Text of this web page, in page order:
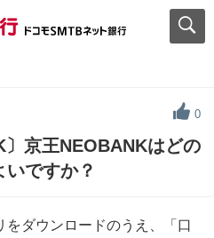
0
〕京王NEOBANKはどの
いですか？
ダウンロードのうえ、「口